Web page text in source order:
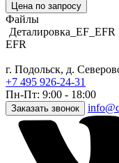
Цена по запросу
Файлы
Деталировка_EF_EFR
EFR
г. Подольск, д.
+7 495 926-24-31
Пн-Пт: 9:00 - 18:00
Заказать звонок